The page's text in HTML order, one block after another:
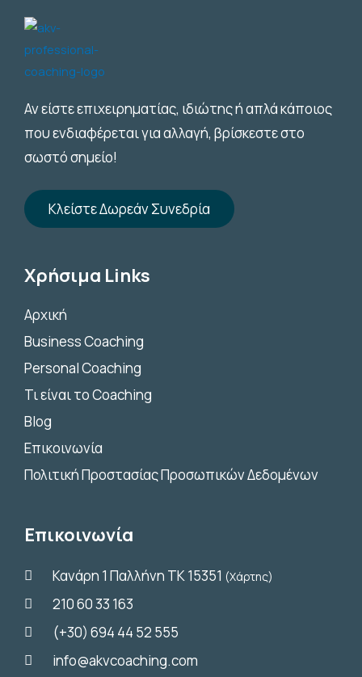
Αν είστε επιχειρηματίας, ιδιώτης ή απλά κάποιος
που ενδιαφέρεται για αλλαγή, βρίσκεστε στο
σωστό σημείο!
Κλείστε Δωρεάν Συνεδρία
Χρήσιμα Links
Αρχική
Business Coaching
Personal Coaching
Τι είναι το Coaching
Blog
Επικοινωνία
Πολιτική Προστασίας Προσωπικών Δεδομένων
Επικοινωνία
Κανάρη 1 Παλλήνη ΤΚ 15351 (Χάρτης)
210 60 33 163
(+30) 694 44 52 555
info@akvcoaching.com